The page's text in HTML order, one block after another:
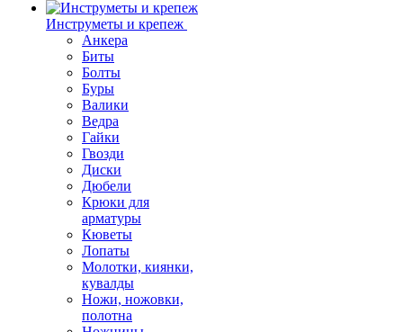
Инструметы и крепеж
Анкера
Биты
Болты
Буры
Валики
Ведра
Гайки
Гвозди
Диски
Дюбели
Крюки для
арматуры
Кюветы
Лопаты
Молотки, киянки,
кувалды
Ножи, ножовки,
полотна